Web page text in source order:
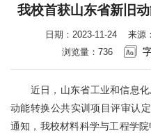
我校首获山东省新旧
日期：2023-11-24
来源
浏览量： 736
近日，山东省工业和信息
动能转换公共实训项目评审认
通知，我校材料科学与工程学